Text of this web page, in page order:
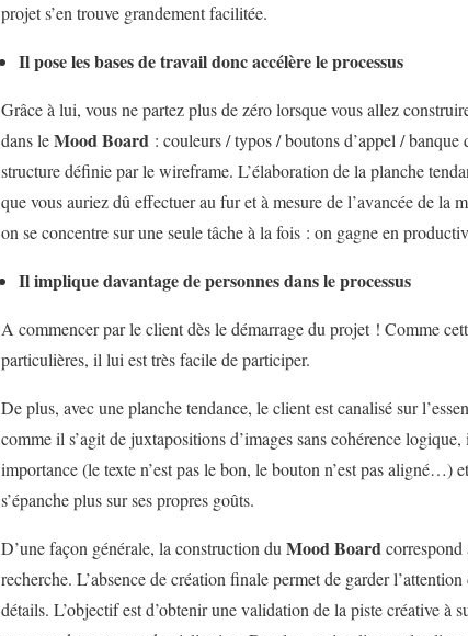
projet s’en trouve grandement facilitée.
Il pose les bases de travail donc accélère le processus
Grâce à lui, vous ne partez plus de zéro lorsque vous allez
dans leMood Board : couleurs / typos / boutons d’appel /
structure définie par le wireframe. L’élaboration de la planche
que vous auriez dû effectuer au fur et à mesure de l’avancée de la
on se concentre sur une seule tâche à la fois : on gagne en
Il implique davantage de personnes dans le processus
A commencer par le client dès le démarrage du projet ! Comme
particulières, il lui est très facile de participer.
De plus, avec une planche tendance, le client est canalisé sur
comme il s’agit de juxtapositions d’images sans cohérence
importance (le texte n’est pas le bon, le bouton n’est pas
s’épanche plus sur ses propres goûts.
D’une façon générale, la construction du Mood Boardcorrespond
recherche. L’absence de création finale permet de garder
détails. L’objectif est d’obtenir une validation de la piste créative à